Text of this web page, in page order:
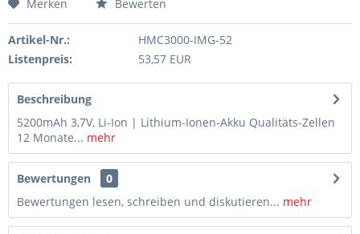
Merken Bewerten
Artikel-Nr.:
HMC3000-IMG-52
Listenpreis:
53,57 EUR
Beschreibung
5200mAh 3,7V, Li-Ion | Lithium-Ionen-Akku Qualitäts-Zellen
12 Monate... mehr
Bewertungen
0
Bewertungen lesen, schreiben und diskutieren... mehr